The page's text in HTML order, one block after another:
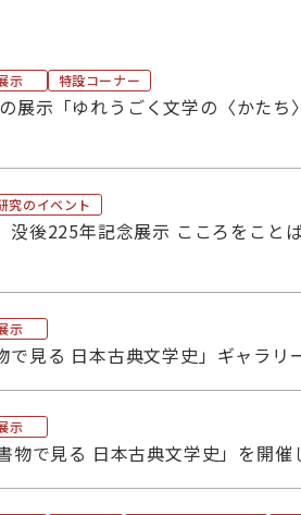
版物
学院・教育
研大
究学習セミナー
示 特設コーナー
示「ゆれうごく文学の〈かたち〉
究のイベント
没後225年記念展示 こころをこ
示
見る 日本古典文学史」ギャラリ
示
で見る 日本古典文学史」を開催